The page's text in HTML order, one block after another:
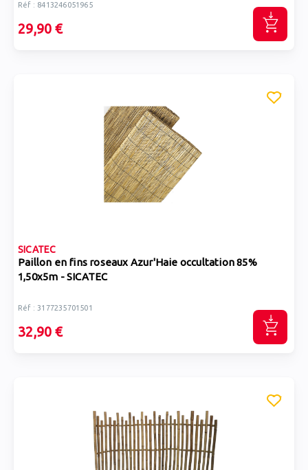
Réf : 8413246051965
29,90 €
SICATEC
Paillon en fins roseaux Azur'Haie occultation 85%
1,50x5m - SICATEC
Réf : 3177235701501
32,90 €